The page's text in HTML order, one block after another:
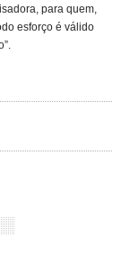
para quem,
esforço é válido